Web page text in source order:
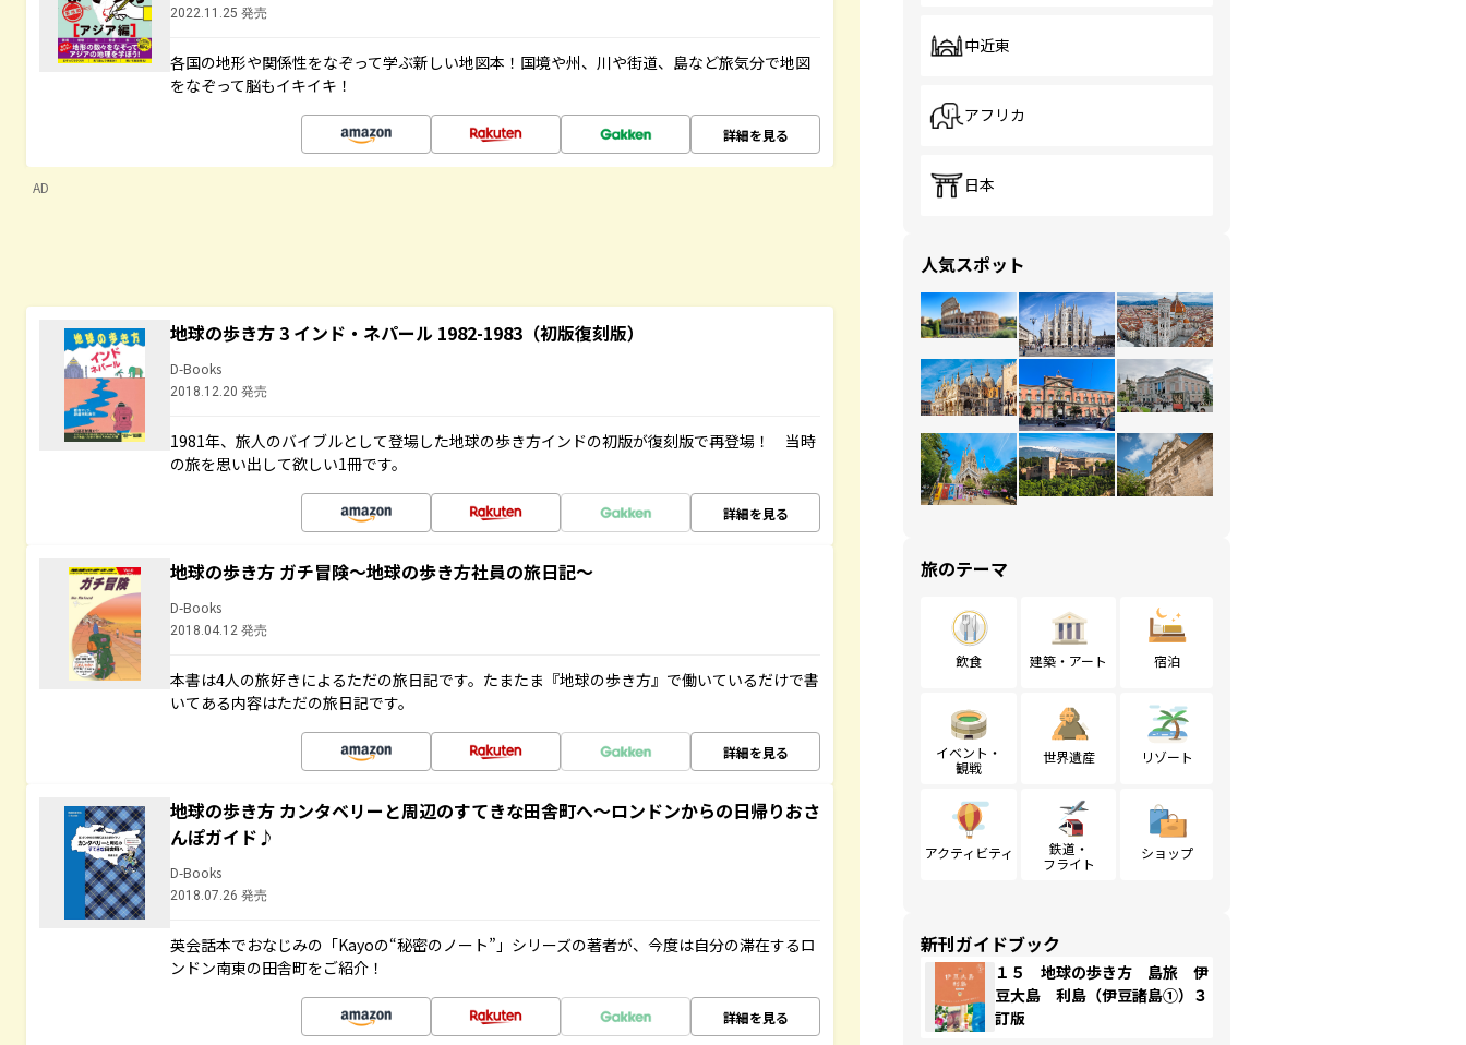
2022.11.25 発売
各国の地形や関係性をなぞって学ぶ新しい地図本！国境や州、川や街道、島など旅気分で地図
をなぞって脳もイキイキ！
詳細を見る
AD
地球の歩き方 3 インド・ネパール 1982-1983（初版復刻版）
D-Books
2018.12.20 発売
1981年、旅人のバイブルとして登場した地球の歩き方インドの初版が復刻版で再登場！ 当時
の旅を思い出して欲しい1冊です。
詳細を見る
地球の歩き方 ガチ冒険～地球の歩き方社員の旅日記～
D-Books
2018.04.12 発売
本書は4人の旅好きによるただの旅日記です。たまたま『地球の歩き方』で働いているだけで書
いてある内容はただの旅日記です。
詳細を見る
地球の歩き方 カンタベリーと周辺のすてきな田舎町へ～ロンドンからの日帰りおさ
んぽガイド♪
D-Books
2018.07.26 発売
英会話本でおなじみの「Kayoの“秘密のノート”」シリーズの著者が、今度は自分の滞在するロ
ンドン南東の田舎町をご紹介！
詳細を見る
中近東
アフリカ
日本
人気スポット
旅のテーマ
飲食 建築・アート 宿泊
イベント・
観戦
世界遺産 リゾート
アクティビティ
鉄道・
フライト
ショップ
新刊ガイドブック
１５ 地球の歩き方 島旅 伊
豆大島 利島（伊豆諸島①）３
訂版